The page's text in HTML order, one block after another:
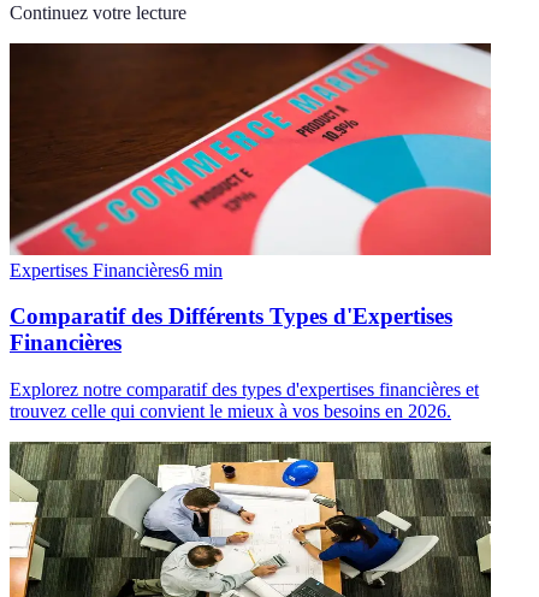
Continuez votre lecture
Expertises Financières6 min
Comparatif des Différents Types d'Expertises
Financières
Explorez notre comparatif des types d'expertises financières et
trouvez celle qui convient le mieux à vos besoins en 2026.